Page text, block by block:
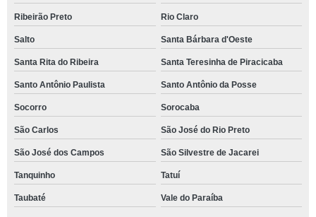
Ribeirão Preto Rio Claro
Salto Santa Bárbara d'Oeste
Santa Rita do Ribeira Santa Teresinha de Piracicaba
Santo Antônio Paulista Santo Antônio da Posse
Socorro Sorocaba
São Carlos São José do Rio Preto
São José dos Campos São Silvestre de Jacarei
Tanquinho Tatuí
Taubaté Vale do Paraíba